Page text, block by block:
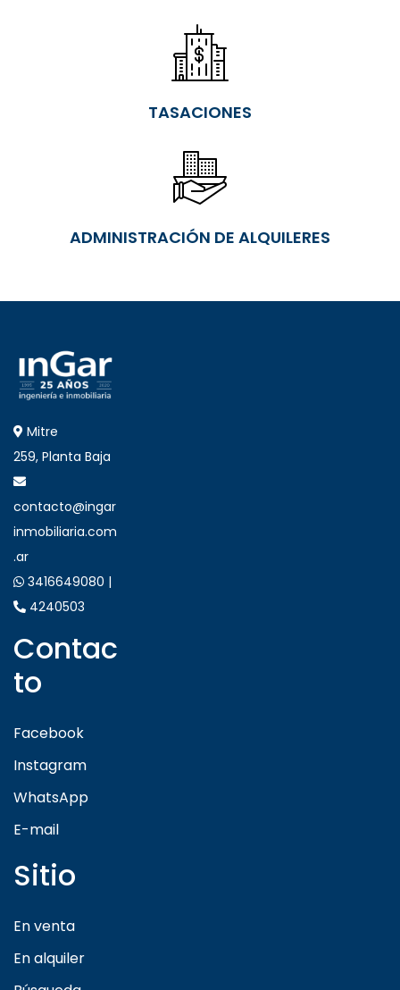
TASACIONES
ADMINISTRACIÓN DE ALQUILERES
Mitre
259, Planta Baja
contacto@ingar
inmobiliaria.com
.ar
3416649080 |
4240503
Contac
to
Facebook
Instagram
WhatsApp
E-mail
Sitio
En venta
En alquiler